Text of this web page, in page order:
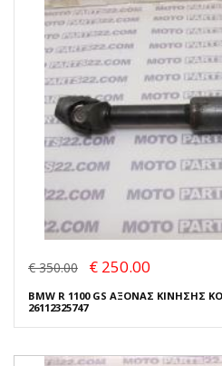
€ 350.00 € 250.00
BMW R 1100 GS ΑΞΟΝΑΣ ΚΙΝΗΣΗΣ
26112325747